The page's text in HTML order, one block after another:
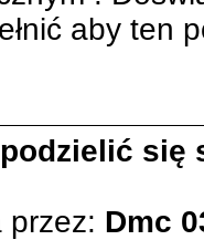
aby ten
się
przez: Dmc